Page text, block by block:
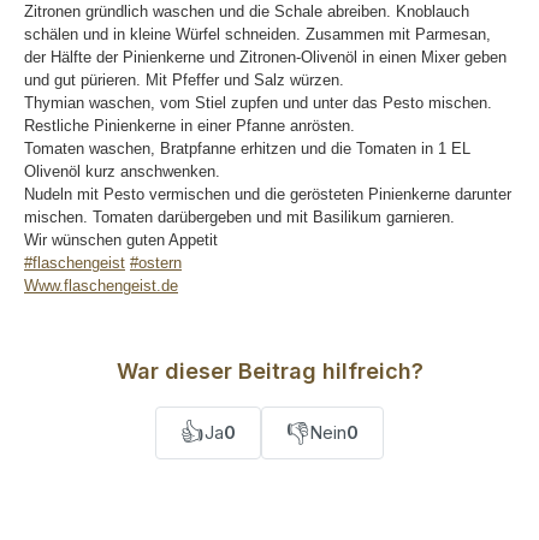
Zitronen gründlich waschen und die Schale abreiben. Knoblauch
schälen und in kleine Würfel schneiden. Zusammen mit Parmesan,
der Hälfte der Pinienkerne und Zitronen-Olivenöl in einen Mixer geben
und gut pürieren. Mit Pfeffer und Salz würzen.
Thymian waschen, vom Stiel zupfen und unter das Pesto mischen.
Restliche Pinienkerne in einer Pfanne anrösten.
Tomaten waschen, Bratpfanne erhitzen und die Tomaten in 1 EL
Olivenöl kurz anschwenken.
Nudeln mit Pesto vermischen und die gerösteten Pinienkerne darunter
mischen. Tomaten darübergeben und mit Basilikum garnieren.
Wir wünschen guten Appetit
#flaschengeist #ostern
Www.flaschengeist.de
War dieser Beitrag hilfreich?
👍Ja0 👎Nein0